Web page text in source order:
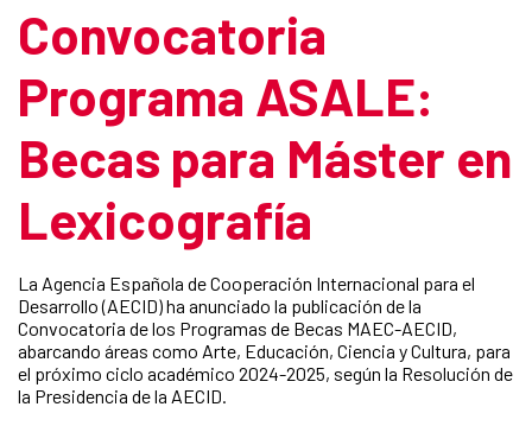
Convocatoria
Programa ASALE:
Becas para Máster en
Lexicografía
La Agencia Española de Cooperación Internacional para el
Desarrollo (AECID) ha anunciado la publicación de la
Convocatoria de los Programas de Becas MAEC-AECID,
abarcando áreas como Arte, Educación, Ciencia y Cultura, para
el próximo ciclo académico 2024-2025, según la Resolución de
la Presidencia de la AECID.